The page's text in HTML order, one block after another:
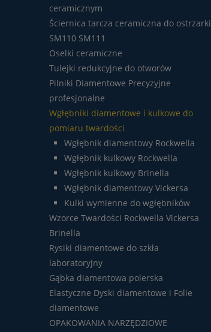
ceramicznym
Ściernica tarcza ceramiczna do ostrzarki
SM110 SM111
Oselki ceramiczne
Tulejki redukcyjne do otworów
Pilniki Diamentowe Precyzyjne
profesjonalne
Wgłębniki diamentowe i kulkowe do
pomiaru twardości
Wgłębnik diamentowy Rockwella
Wgłębnik kulkowy Rockwella
Wgłębnik kulkowy Brinella
Wgłębnik diamentowy Vickersa
Kulki wymienne do wgłębników
Wzorce Twardości Rockwella Vickersa
Brinella
Rysiki diamentowe do szkła
laboratoryjny
Gąbka diamentowa polerska
Elastyczne Dyski diamentowe i Folie
diamentowe
OPAKOWANIA NARZĘDZIOWE